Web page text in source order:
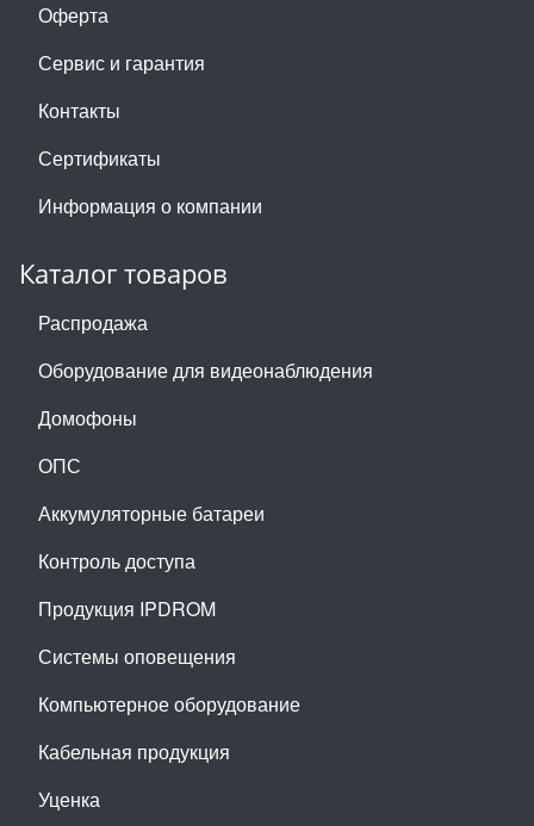
Оферта
Сервис и гарантия
Контакты
Сертификаты
Информация о компании
Каталог товаров
Распродажа
Оборудование для видеонаблюдения
Домофоны
ОПС
Аккумуляторные батареи
Контроль доступа
Продукция IPDROM
Системы оповещения
Компьютерное оборудование
Кабельная продукция
Уценка